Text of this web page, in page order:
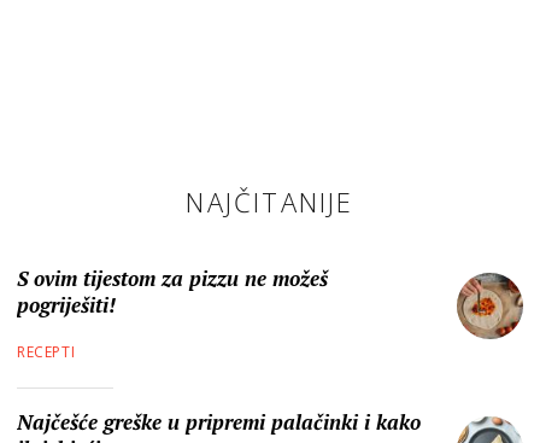
NAJČITANIJE
S ovim tijestom za pizzu ne možeš
pogriješiti!
RECEPTI
Najčešće greške u pripremi palačinki i kako